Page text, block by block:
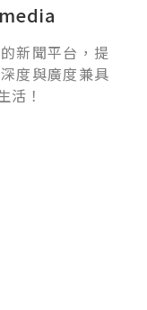
新聞平台，提
度與廣度兼具
活！